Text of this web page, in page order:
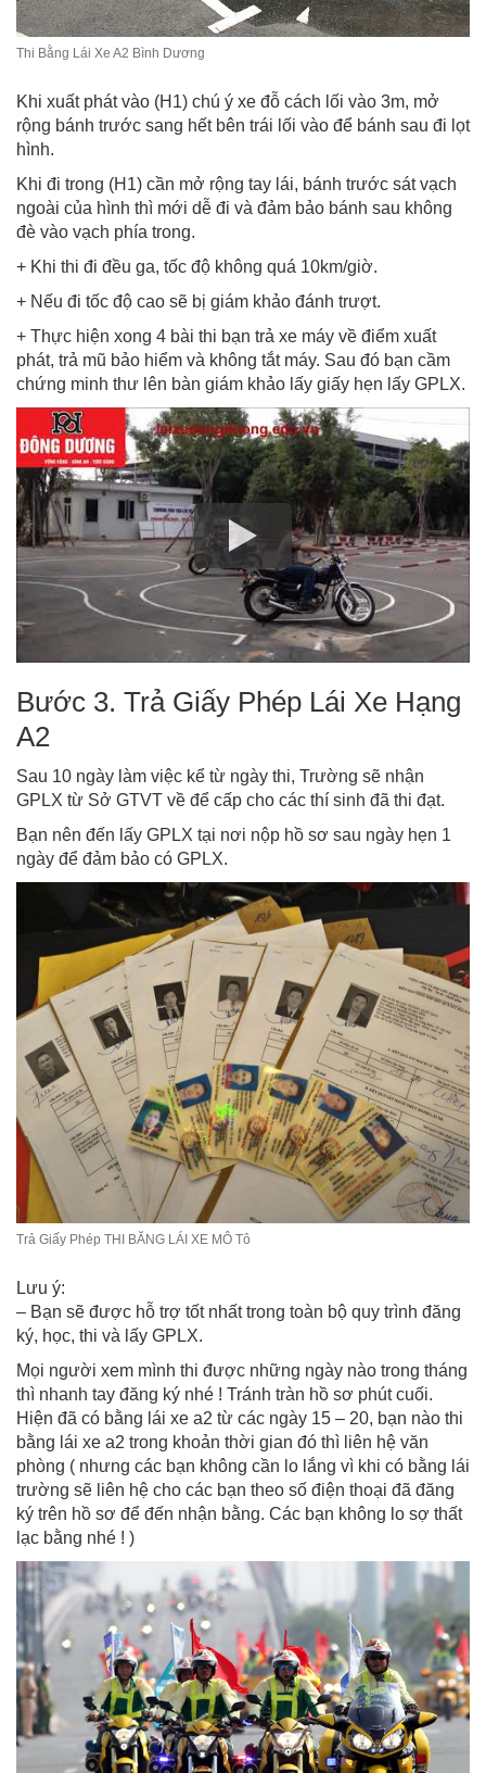
Thi Bằng Lái Xe A2 Bình Dương
Khi xuất phát vào (H1) chú ý xe đỗ cách lối vào 3m, mở
rộng bánh trước sang hết bên trái lối vào để bánh sau đi lọt
hình.
Khi đi trong (H1) cần mở rộng tay lái, bánh trước sát vạch
ngoài của hình thì mới dễ đi và đảm bảo bánh sau không
đè vào vạch phía trong.
+ Khi thi đi đều ga, tốc độ không quá 10km/giờ.
+ Nếu đi tốc độ cao sẽ bị giám khảo đánh trượt.
+ Thực hiện xong 4 bài thi bạn trả xe máy về điểm xuất
phát, trả mũ bảo hiểm và không tắt máy. Sau đó bạn cầm
chứng minh thư lên bàn giám khảo lấy giấy hẹn lấy GPLX.
Bước 3. Trả Giấy Phép Lái Xe Hạng
A2
Sau 10 ngày làm việc kể từ ngày thi, Trường sẽ nhận
GPLX từ Sở GTVT về để cấp cho các thí sinh đã thi đạt.
Bạn nên đến lấy GPLX tại nơi nộp hồ sơ sau ngày hẹn 1
ngày để đảm bảo có GPLX.
Trả Giấy Phép THI BĂNG LÁI XE MÔ Tô
Lưu ý:
– Bạn sẽ được hỗ trợ tốt nhất trong toàn bộ quy trình đăng
ký, học, thi và lấy GPLX.
Mọi người xem mình thi được những ngày nào trong tháng
thì nhanh tay đăng ký nhé ! Tránh tràn hồ sơ phút cuối.
Hiện đã có bằng lái xe a2 từ các ngày 15 – 20, bạn nào thi
bằng lái xe a2 trong khoản thời gian đó thì liên hệ văn
phòng ( nhưng các bạn không cần lo lắng vì khi có bằng lái
trường sẽ liên hệ cho các bạn theo số điện thoại đã đăng
ký trên hồ sơ để đến nhận bằng. Các bạn không lo sợ thất
lạc bằng nhé ! )